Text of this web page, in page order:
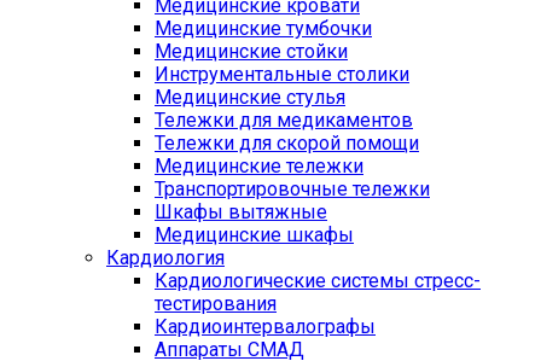
Медицинские кровати
Медицинские тумбочки
Медицинские стойки
Инструментальные столики
Медицинские стулья
Тележки для медикаментов
Тележки для скорой помощи
Медицинские тележки
Транспортировочные тележки
Шкафы вытяжные
Медицинские шкафы
Кардиология
Кардиологические системы стресс-
тестирования
Кардиоинтервалографы
Аппараты СМАД